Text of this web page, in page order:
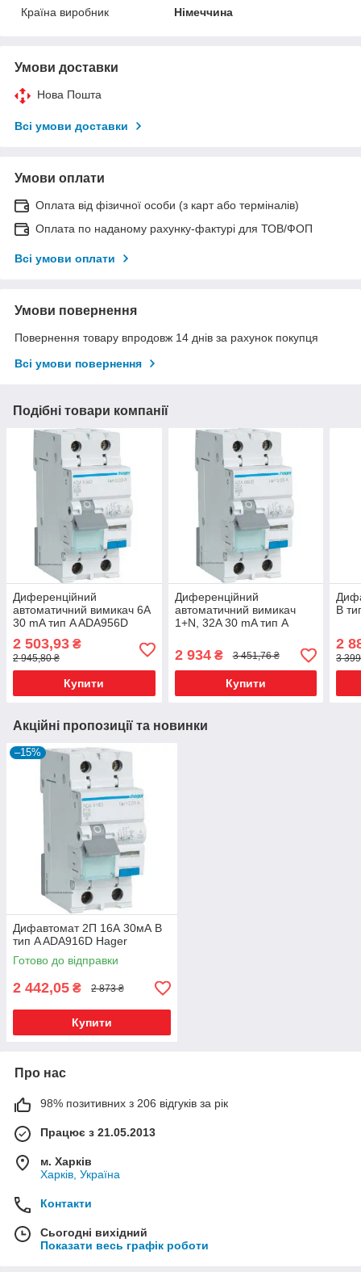
Країна виробник
Німеччина
Умови доставки
Нова Пошта
Всі умови доставки
Умови оплати
Оплата від фізичної особи (з карт або терміналів)
Оплата по наданому рахунку-фактурі для ТОВ/ФОП
Всі умови оплати
Умови повернення
Повернення товару впродовж 14 днів за рахунок покупця
Всі умови повернення
Подібні товари компанії
Диференційний
автоматичний вимикач 6A
30 mA тип A ADA956D
Hager
2 503,93 ₴
2 945,80 ₴
Купити
Диференційний
автоматичний вимикач
1+N, 32A 30 mA тип А
2 934₴ 3 451,76 ₴
Купити
B
2
3
Акційні пропозиції та новинки
–15%
Дифавтомат 2П 16А 30мА B
тип A ADA916D Hager
Готово до відправки
2 442,05 ₴ 2 873 ₴
Купити
Про нас
98% позитивних з 206 відгуків за рік
Працює з 21.05.2013
м. Харків
Харків, Україна
Контакти
Сьогодні вихідний
Показати весь графік роботи